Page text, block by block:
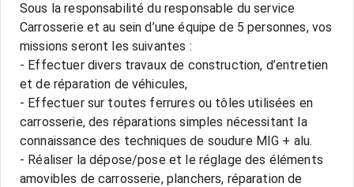
Sous la responsabilité du responsable du service
Carrosserie et au sein d’une équipe de 5 personnes, vos
missions seront les suivantes :
- Effectuer divers travaux de construction, d’entretien
et de réparation de véhicules,
- Effectuer sur toutes ferrures ou tôles utilisées en
carrosserie, des réparations simples nécessitant la
connaissance des techniques de soudure MIG + alu.
- Réaliser la dépose/pose et le réglage des éléments
amovibles de carrosserie, planchers, réparation de